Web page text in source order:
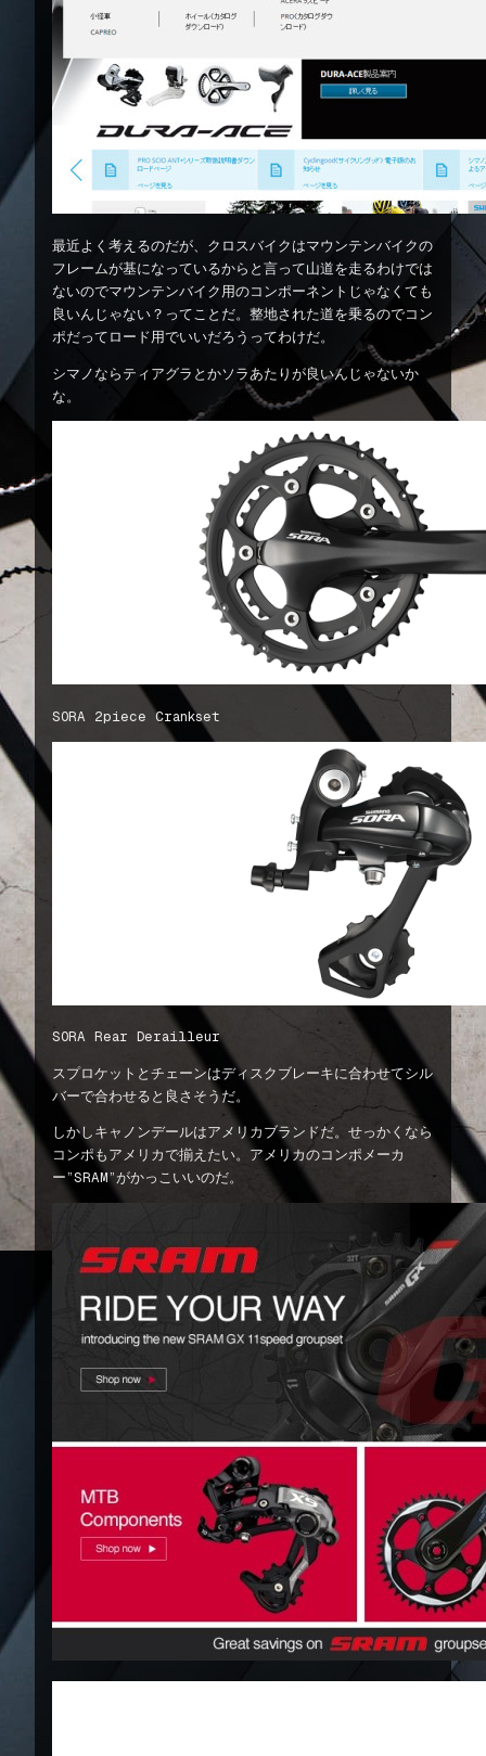
最近よく考えるのだが、クロスバイクはマウンテンバイクの
フレームが基になっているからと言って山道を走るわけでは
ないのでマウンテンバイク用のコンポーネントじゃなくても
良いんじゃない？ってことだ。整地された道を乗るのでコン
ポだってロード用でいいだろうってわけだ。
シマノならティアグラとかソラあたりが良いんじゃないか
な。
SORA 2piece Crankset
SORA Rear Derailleur
スプロケットとチェーンはディスクブレーキに合わせてシル
バーで合わせると良さそうだ。
しかしキャノンデールはアメリカブランドだ。せっかくなら
コンポもアメリカで揃えたい。アメリカのコンポメーカ
ー”SRAM”がかっこいいのだ。